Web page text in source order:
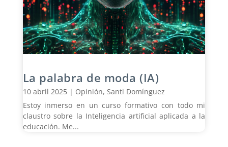
La palabra de moda (IA)
10 abril 2025| Opinión, Santi Domínguez
Estoy inmerso en un curso formativo con todo mi
claustro sobre la Inteligencia artificial aplicada a la
educación. Me...